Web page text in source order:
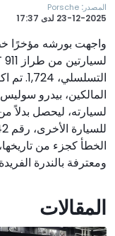
المصدر:
Porsche
23-12-2025 لدى
واجهت بورشه مؤخرًا
المالكين، بيدرو
لسيارته، ليحصل بدلاً
الخطأ كجزء من
ومعترفة بالندرة
المقالات